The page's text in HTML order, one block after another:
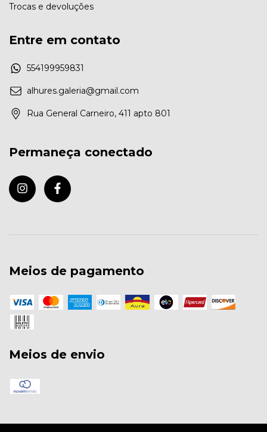
Trocas e devoluções
Entre em contato
554199959831
alhures.galeria@gmail.com
Rua General Carneiro, 411 apto 801
Permaneça conectado
Meios de pagamento
Meios de envio